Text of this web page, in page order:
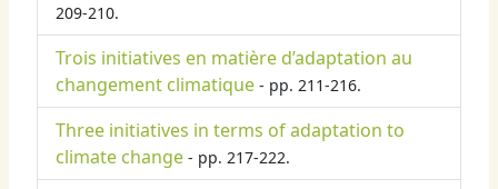
209-210.
Trois initiatives en matière d’adaptation au
changement climatique - pp. 211-216.
Three initiatives in terms of adaptation to
climate change - pp. 217-222.